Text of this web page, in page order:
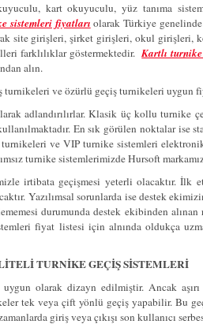
kart okuyuculu, yüz tanıma
sistemleri fiyatları olarak Türkiye
site girişleri, şirket girişleri, okul girişleri,
farklılıklar göstermektedir.Kartlı
alın.
ve özürlü geçiş turnikeleri uygun
adlandırılırlar. Klasik üç kollu turnike
En sık görülen noktalar ise
ve VIP turnike sistemleri
turnike sistemlerimizde Hursoft
irtibata geçişmesi yeterli olacaktır. İlk
Yazılımsal sorunlarda ise destek
durumunda destek ekibinden
fiyat listesi için alnında oldukça
TURNİKE GEÇİŞ SİSTEMLERİ
olarak dizayn edilmiştir. Ancak
tek veya çift yönlü geçiş yapabilir. Bu
giriş veya çıkışı son kullanıcı